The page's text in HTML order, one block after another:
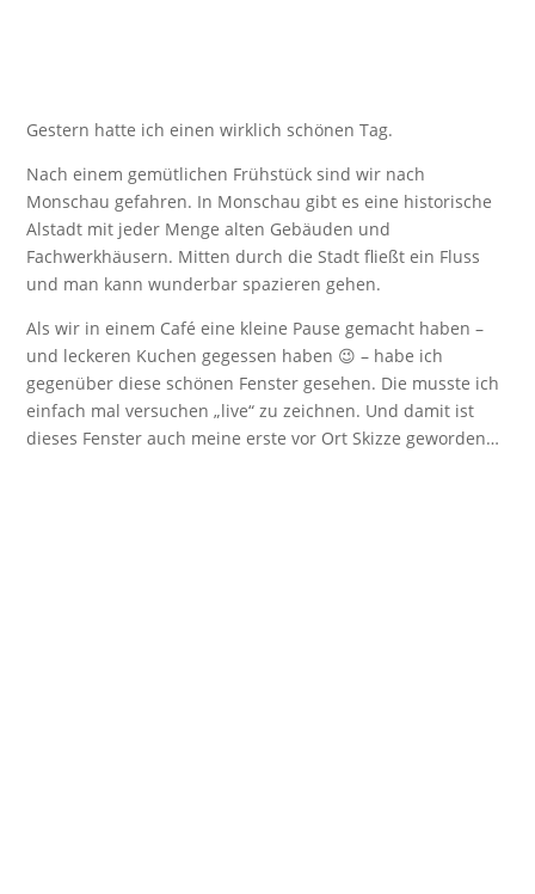
Gestern hatte ich einen wirklich schönen Tag.
Nach einem gemütlichen Frühstück sind wir nach
Monschau gefahren. In Monschau gibt es eine historische
Alstadt mit jeder Menge alten Gebäuden und
Fachwerkhäusern. Mitten durch die Stadt fließt ein Fluss
und man kann wunderbar spazieren gehen.
Als wir in einem Café eine kleine Pause gemacht haben –
und leckeren Kuchen gegessen haben 😉 – habe ich
gegenüber diese schönen Fenster gesehen. Die musste ich
einfach mal versuchen „live“ zu zeichnen. Und damit ist
dieses Fenster auch meine erste vor Ort Skizze geworden…